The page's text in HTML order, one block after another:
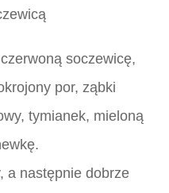
soczewicę,
por, ząbki
tymianek, mieloną
a następnie dobrze